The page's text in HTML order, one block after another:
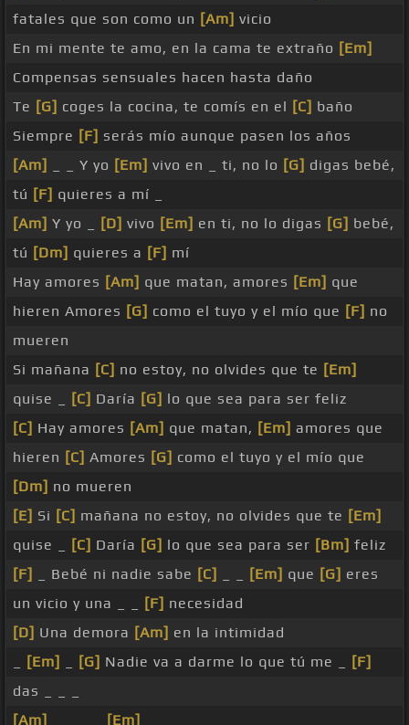
fatales que son como un [Am] vicio
En mi mente te amo, en la cama te extraño [Em]
Compensas sensuales hacen hasta daño
Te [G] coges la cocina, te comís en el [C] baño
Siempre [F] serás mío aunque pasen los años
[Am]
_ _ Y yo [Em] vivo en _ ti, no lo [G] digas bebé,
tú [F] quieres a mí _
[Am] Y yo _ [D] vivo [Em] en ti, no lo digas [G] bebé,
tú [Dm] quieres a [F] mí
Hay amores [Am] que matan, amores [Em] que
hieren Amores [G] como el tuyo y el mío que [F] no
mueren
Si mañana [C] no estoy, no olvides que te [Em]
quise _
[C] Daría [G] lo que sea para ser feliz
[C] Hay amores [Am] que matan, [Em] amores que
hieren [C] Amores [G] como el tuyo y el mío que
[Dm] no mueren
[E] Si [C] mañana no estoy, no olvides que te [Em]
quise _
[C] Daría [G] lo que sea para ser [Bm] feliz
[F]
_ Bebé ni nadie sabe [C] [Em] que [G] eres
un vicio y una _ _
[F] necesidad
[D] Una demora [Am] en la intimidad
[Em] [G] Nadie va a darme lo que tú me _
[F]
das _ _ _
[Am]
[Em]